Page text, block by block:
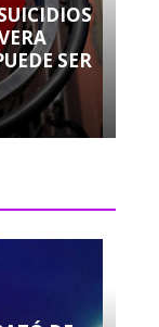
SER